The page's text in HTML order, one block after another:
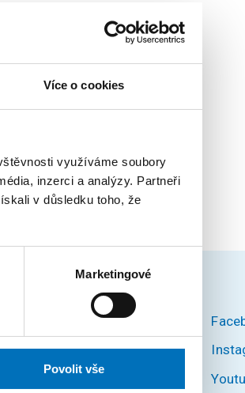
Více o cookies
využíváme soubory
inzerci a analýzy. Partneři
v důsledku toho, že
Marketingové
Povolit vše
v